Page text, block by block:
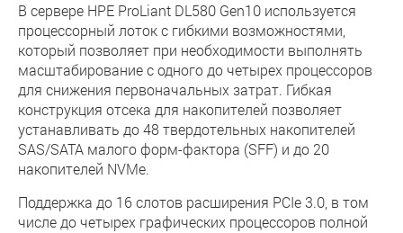
В сервере HPE ProLiant DL580 Gen10 используется
процессорный лоток с гибкими возможностями,
который позволяет при необходимости выполнять
масштабирование с одного до четырех процессоров
для снижения первоначальных затрат. Гибкая
конструкция отсека для накопителей позволяет
устанавливать до 48 твердотельных накопителей
SAS/SATA малого форм-фактора (SFF) и до 20
накопителей NVMe.
Поддержка до 16 слотов расширения PCIe 3.0, в том
числе до четырех графических процессоров полной